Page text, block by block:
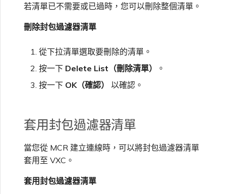
若清單已不需要或已過時，您可以刪除整個清單。
刪除封包過濾器清單
從下拉清單選取要刪除的清單。
按一下 Delete List（刪除清單）
。
按一下 OK（確認） 以確認。
套用封包過濾器清單
當您從 MCR 建立連線時，可以將封包過濾器清單
套用至 VXC。
套用封包過濾器清單